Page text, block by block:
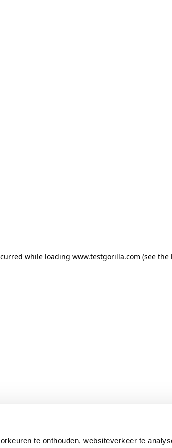
te onthouden, websiteverkeer te
while loading www.testgorilla.com (see